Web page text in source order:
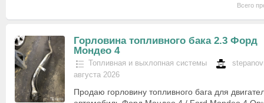
Всего
Горловина топливного бака 2.3 Форд
Мондео 4
Топливная и выхлопная системы
августа 2026
Продаю горловину топливного бага для